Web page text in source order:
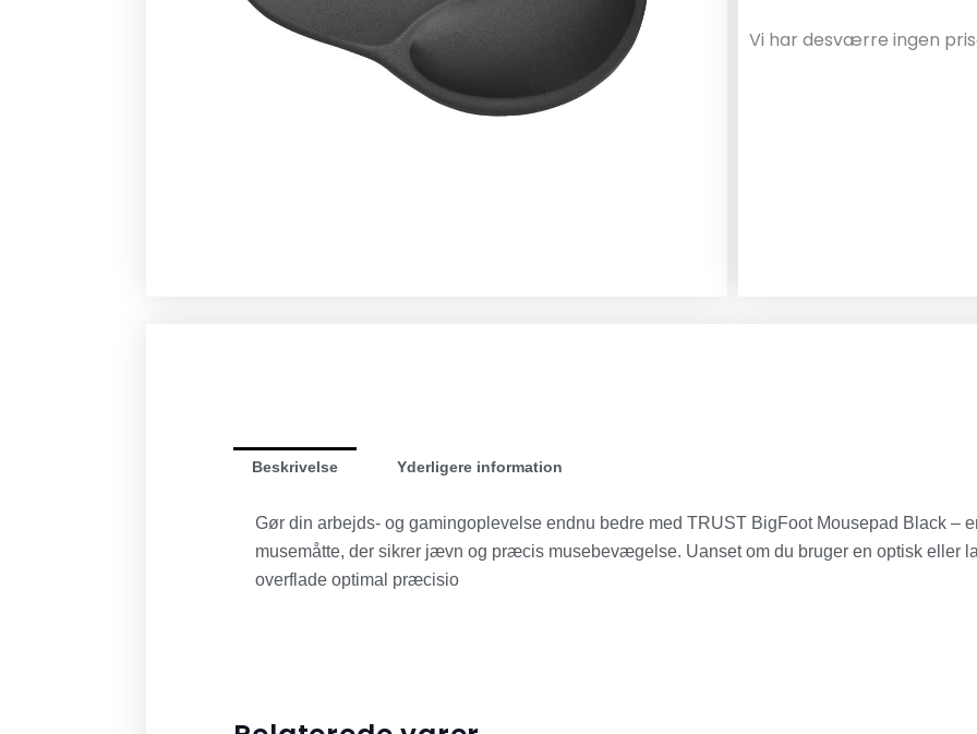
Vi har desværre ingen
Beskrivelse Yderligere information
Gør din arbejds- og gamingoplevelse endnu bedre med TRUST BigFoot Mousepad Black –
musemåtte, der sikrer jævn og præcis musebevægelse. Uanset om du bruger en optisk eller
overflade optimal præcisio